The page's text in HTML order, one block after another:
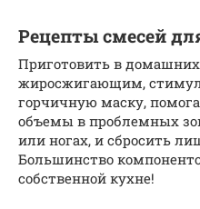
Рецепты смесей
Приготовить в
жиросжигающим,
горчичную маску,
объемы в проблемных
или ногах, и сбросить
Большинство
собственной кухне!